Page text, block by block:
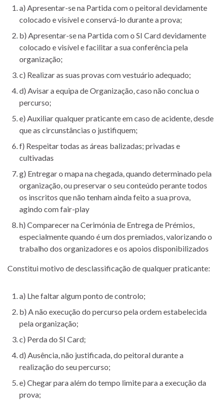
a) Apresentar-se na Partida com o peitoral devidamente
colocado e visível e conservá-lo durante a prova;
b) Apresentar-se na Partida com o SI Card devidamente
colocado e visível e facilitar a sua conferência pela
organização;
c) Realizar as suas provas com vestuário adequado;
d) Avisar a equipa de Organização, caso não conclua o
percurso;
e) Auxiliar qualquer praticante em caso de acidente, desde
que as circunstâncias o justifiquem;
f) Respeitar todas as áreas balizadas; privadas e
cultivadas
g) Entregar o mapa na chegada, quando determinado pela
organização, ou preservar o seu conteúdo perante todos
os inscritos que não tenham ainda feito a sua prova,
agindo com fair-play
h) Comparecer na Cerimónia de Entrega de Prémios,
especialmente quando é um dos premiados, valorizando o
trabalho dos organizadores e os apoios disponibilizados
Constitui motivo de desclassificação de qualquer praticante:
a) Lhe faltar algum ponto de controlo;
b) A não execução do percurso pela ordem estabelecida
pela organização;
c) Perda do SI Card;
d) Ausência, não justificada, do peitoral durante a
realização do seu percurso;
e) Chegar para além do tempo limite para a execução da
prova;